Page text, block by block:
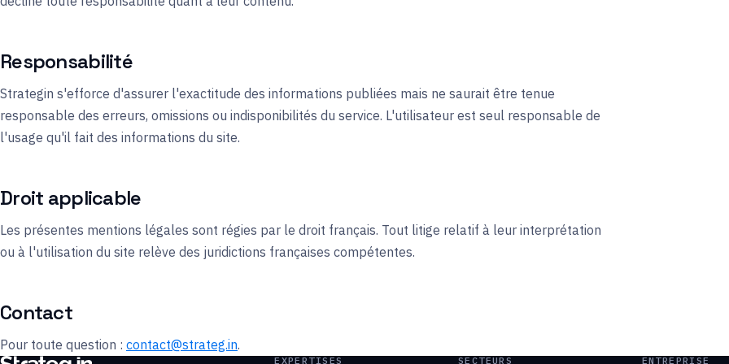
Responsabilité
Strategin s'efforce d'assurer l'exactitude des informations publiées mais ne saurait être tenue
responsable des erreurs, omissions ou indisponibilités du service. L'utilisateur est seul responsable de
l'usage qu'il fait des informations du site.
Droit applicable
Les présentes mentions légales sont régies par le droit français. Tout litige relatif à leur interprétation
ou à l'utilisation du site relève des juridictions françaises compétentes.
Contact
Pour toute question : contact@strateg.in.
EXPERTISES SECTEURS ENTREPRISE